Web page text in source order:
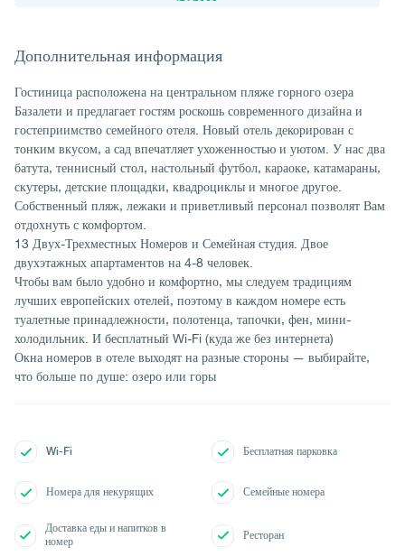
Дополнительная информация
Гостиница расположена на центральном пляже горного озера
Базалети и предлагает гостям роскошь современного дизайна и
гостеприимство семейного отеля. Новый отель декорирован с
тонким вкусом, а сад впечатляет ухоженностью и уютом. У нас два
батута, теннисный стол, настольный футбол, караоке, катамараны,
скутеры, детские площадки, квадроциклы и многое другое.
Собственный пляж, лежаки и приветливый персонал позволят Вам
отдохнуть с комфортом.
13 Двух-Трехместных Номеров и Семейная студия. Двое
двухэтажных апартаментов на 4-8 человек.
Чтобы вам было удобно и комфортно, мы следуем традициям
лучших европейских отелей, поэтому в каждом номере есть
туалетные принадлежности, полотенца, тапочки, фен, мини-
холодильник. И бесплатный Wi-Fi (куда же без интернета)
Окна номеров в отеле выходят на разные стороны — выбирайте,
что больше по душе: озеро или горы
Wi-Fi Бесплатная парковка
Номера для некурящих Семейные номера
Доставка еды и напитков в
номер
Ресторан